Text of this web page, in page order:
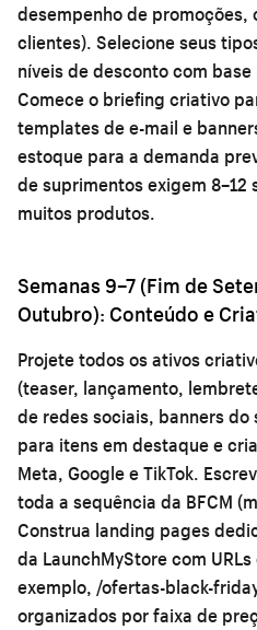
desempenho de promoções,
clientes). Selecione seus
níveis de desconto com
Comece o briefing criativo
templates de e-mail e
estoque para a demanda
de suprimentos exigem 8–12
muitos produtos.
Semanas 9–7 (Fim de
Outubro): Conteúdo e
Projete todos os ativos
(teaser, lançamento,
de redes sociais, banners
para itens em destaque e
Meta, Google e TikTok.
toda a sequência da BFCM
Construa landing pages
da LaunchMyStore com
exemplo, /ofertas-black-
organizados por faixa de